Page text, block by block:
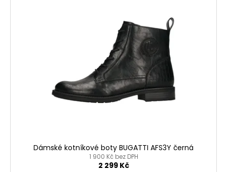
Dámské kotníkové boty BUGATTI AFS3Y černá
1 900 Kč bez DPH
2 299 Kč